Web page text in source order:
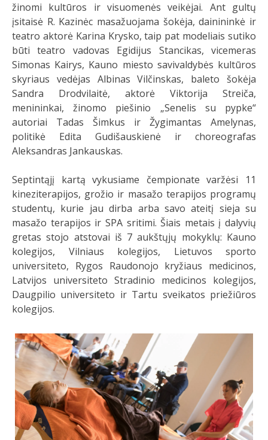
žinomi kultūros ir visuomenės veikėjai. Ant gultų
įsitaisė R. Kazinėc masažuojama šokėja, dainininkė ir
teatro aktorė Karina Krysko, taip pat modeliais sutiko
būti teatro vadovas Egidijus Stancikas, vicemeras
Simonas Kairys, Kauno miesto savivaldybės kultūros
skyriaus vedėjas Albinas Vilčinskas, baleto šokėja
Sandra Drodvilaitė, aktorė Viktorija Streiča,
menininkai, žinomo piešinio „Senelis su pypke“
autoriai Tadas Šimkus ir Žygimantas Amelynas,
politikė Edita Gudišauskienė ir choreografas
Aleksandras Jankauskas.
Septintąjį kartą vykusiame čempionate varžėsi 11
kineziterapijos, grožio ir masažo terapijos programų
studentų, kurie jau dirba arba savo ateitį sieja su
masažo terapijos ir SPA sritimi. Šiais metais į dalyvių
gretas stojo atstovai iš 7 aukštųjų mokyklų: Kauno
kolegijos, Vilniaus kolegijos, Lietuvos sporto
universiteto, Rygos Raudonojo kryžiaus medicinos,
Latvijos universiteto Stradinio medicinos kolegijos,
Daugpilio universiteto ir Tartu sveikatos priežiūros
kolegijos.